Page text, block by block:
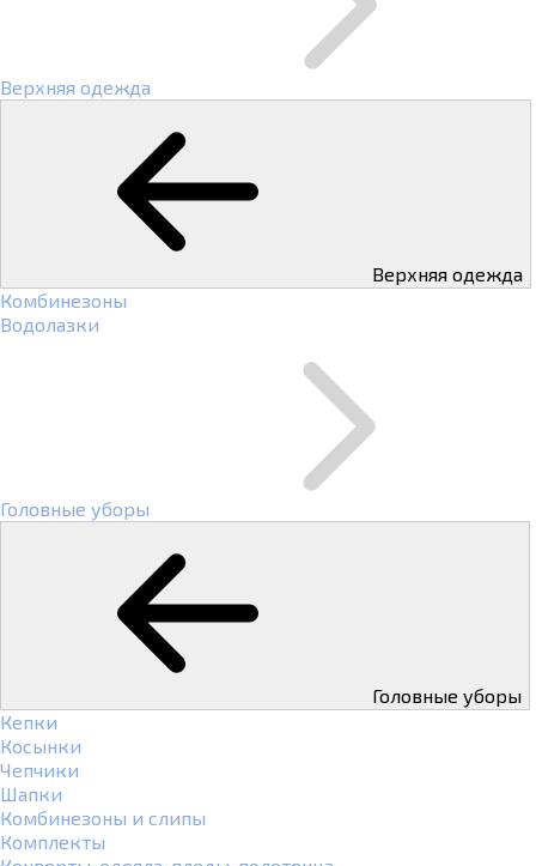
Верхняя одежда
Верхняя одежда
Комбинезоны
Водолазки
Головные уборы
Головные уборы
Кепки
Косынки
Чепчики
Шапки
Комбинезоны и слипы
Комплекты